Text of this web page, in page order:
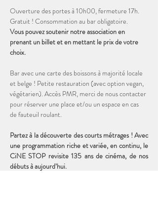
Ouverture des portes à 10h00, fermeture 17h.
Gratuit ! Consommation au bar obligatoire.
Vous pouvez soutenir notre association en
prenant un billet et en mettant le prix de votre
choix.
Bar avec une carte des boissons à majorité locale
et belge ! Petite restauration (avec option vegan,
végétarien). Accès PMR, merci de nous contacter
pour réserver une place et/ou un espace en cas
de fauteuil roulant.
Partez à la découverte des courts métrages ! Avec
une programmation riche et variée, en continu, le
CiNE STOP revisite 135 ans de cinéma, de nos
débuts à aujourd’hui.